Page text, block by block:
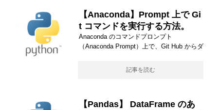
【Anaconda】Prompt 上で Gi
t コマンドを実行する方法。
Anaconda のコマンドプロンプト
（Anaconda Prompt）上で、Git Hub からダ
記事を読む
【Pandas】 DataFrame のあ